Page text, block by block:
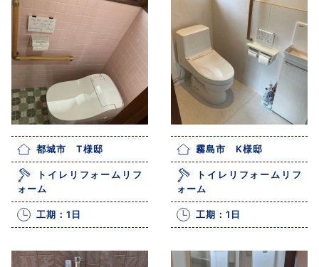
都城市 T様邸
トイレリフォームリフ
ォーム
工期：1日
霧島市 K様邸
トイレリフォームリフ
ォーム
工期：1日